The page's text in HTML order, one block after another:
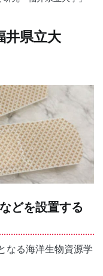
井県立大
どを設置する
なる海洋生物資源学